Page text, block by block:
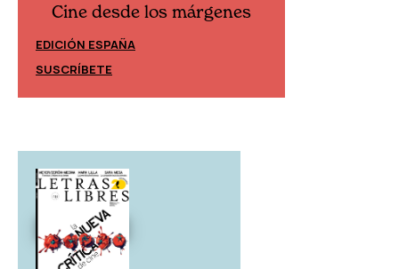
Cine desde los márgenes
EDICIÓN ESPAÑA
SUSCRÍBETE